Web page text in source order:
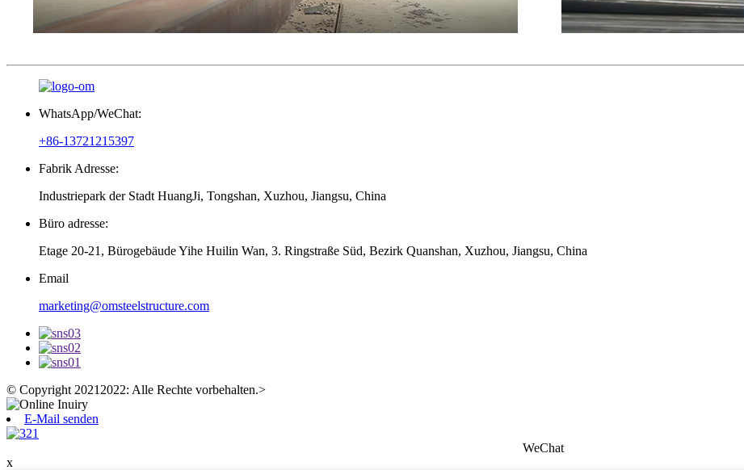
WhatsApp/WeChat:
+86-13721215397
Fabrik Adresse:
Industriepark der Stadt HuangJi, Tongshan, Xuzhou, Jiangsu, China
Büro adresse:
Etage 20-21, Bürogebäude Yihe Huilin Wan, 3. Ringstraße Süd, Bezirk Quanshan, Xuzhou, Jiangsu, China
Email
marketing@omsteelstructure.com
© Copyright 20212022: Alle Rechte vorbehalten.>
E-Mail senden
WeChat
x